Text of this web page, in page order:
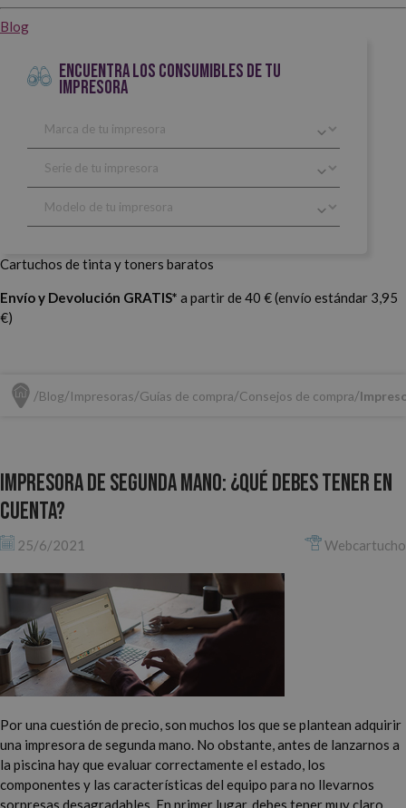
Blog
ENCUENTRA LOS CONSUMIBLES DE TU
IMPRESORA
Cartuchos de tinta y toners baratos
Envío y Devolución GRATIS* a partir de 40 € (envío estándar 3,95
€)
Blog Impresoras Guías de compra Consejos de compra
Impresora de segunda mano: ¿qué debes tener en
cuenta?
25/6/2021 Webcartucho
Por una cuestión de precio, son muchos los que se plantean adquirir
una impresora de segunda mano. No obstante, antes de lanzarnos a
la piscina hay que evaluar correctamente el estado, los
componentes y las características del equipo para no llevarnos
sorpresas desagradables. En primer lugar, debes tener muy claro